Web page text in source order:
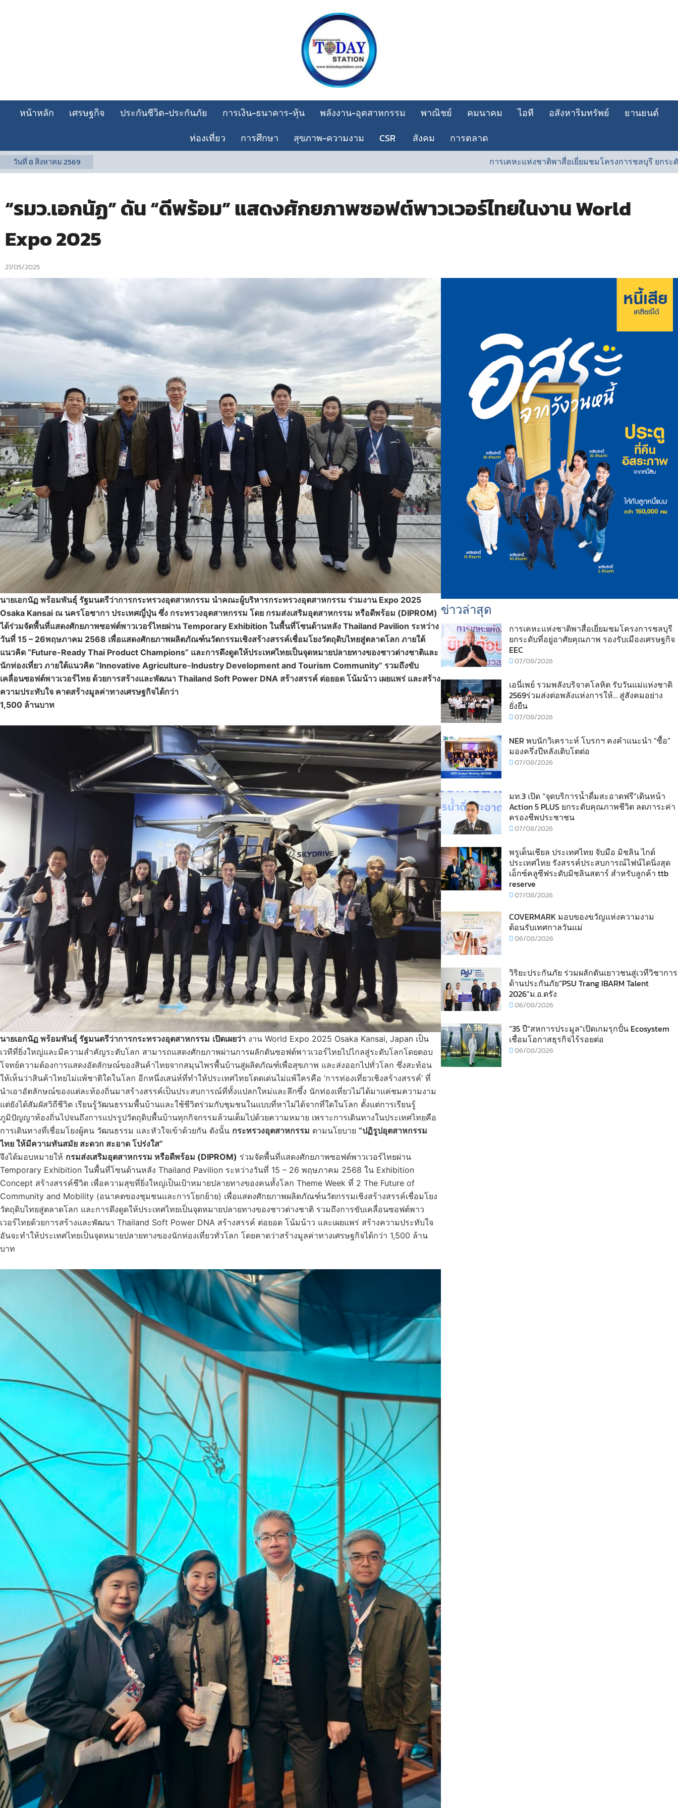
หน้าหลัก เศรษฐกิจ ประกันชีวิต-ประกันภัย การเงิน-ธนาคาร-หุ้น พลังงาน-อุตสาหกรรม พาณิชย์ คมนาคม ไอที อสังหาริมทรัพย์
ยานยนต์
ท่องเที่ยว
การศึกษา สุขภาพ-ความงาม CSR สังคม การตลาด
วันที่8 สิงหาคม 2569 การเคหะแห่งชาติพาสื่อเยี่ยมชมโครงการชลบุรี ยกระดับที่อยู่อาศัยคุณภา
“รมว.เอกนัฏ” ดัน “ดีพร้อม” แสดงศักยภาพซอฟต์พาวเวอร์ไทยในงาน World
Expo 2025
21/05/2025
นายเอกนัฏ พร้อมพันธุ์ รัฐมนตรีว่าการกระทรวงอุตสาหกรรม นำคณะผู้บริหารกระทรวงอุตสาหกรรม ร่วมงาน Expo 2025
Osaka Kansai ณ นครโอซากา ประเทศญี่ปุ่น ซึ่ง กระทรวงอุตสาหกรรม โดย กรมส่งเสริมอุตสาหกรรม หรือดีพร้อม (DIPROM)
ได้ร่วมจัดพื้นที่แสดงศักยภาพซอฟต์พาวเวอร์ไทยผ่าน Temporary Exhibition ในพื้นที่โซนด้านหลัง Thailand Pavilion ระหว่าง
วันที่ 15 – 26พฤษภาคม 2568 เพื่อแสดงศักยภาพผลิตภัณฑ์นวัตกรรมเชิงสร้างสรรค์เชื่อมโยงวัตถุดิบไทยสู่ตลาดโลก ภายใต้
แนวคิด “Future-Ready Thai Product Champions” และการดึงดูดให้ประเทศไทยเป็นจุดหมายปลายทางของชาวต่างชาติและ
นักท่องเที่ยว ภายใต้แนวคิด “Innovative Agriculture-Industry Development and Tourism Community” รวมถึงขับ
เคลื่อนซอฟต์พาวเวอร์ไทย ด้วยการสร้างและพัฒนา Thailand Soft Power DNA สร้างสรรค์ ต่อยอด โน้มน้าว เผยแพร่ และสร้าง
ความประทับใจ คาดสร้างมูลค่าทางเศรษฐกิจได้กว่า
1,500 ล้านบาท
นายเอกนัฏ พร้อมพันธุ์ รัฐมนตรีว่าการกระทรวงอุตสาหกรรม เปิดเผยว่า งาน World Expo 2025 Osaka Kansai, Japan เป็น
เวทีที่ยิ่งใหญ่และมีความสำคัญระดับโลก สามารถแสดงศักยภาพผ่านการผลักดันซอฟต์พาวเวอร์ไทยไปไกลสู่ระดับโลกโดยตอบ
โจทย์ความต้องการแสดงอัตลักษณ์ของสินค้าไทยจากสมุนไพรพื้นบ้านสู่ผลิตภัณฑ์เพื่อสุขภาพ และส่งออกไปทั่วโลก ซึ่งสะท้อน
ให้เห็นว่าสินค้าไทยไม่แพ้ชาติใดในโลก อีกหนึ่งเสน่ห์ที่ทำให้ประเทศไทยโดดเด่นไม่แพ้ใครคือ ‘การท่องเที่ยวเชิงสร้างสรรค์’ ที่
นำเอาอัตลักษณ์ของแต่ละท้องถิ่นมาสร้างสรรค์เป็นประสบการณ์ที่ทั้งแปลกใหม่และลึกซึ้ง นักท่องเที่ยวไม่ได้มาแค่ชมความงาม
แต่ยังได้สัมผัสวิถีชีวิต เรียนรู้วัฒนธรรมพื้นบ้านและใช้ชีวิตร่วมกับชุมชนในแบบที่หาไม่ได้จากที่ใดในโลก ตั้งแต่การเรียนรู้
ภูมิปัญญาท้องถิ่นไปจนถึงการแปรรูปวัตถุดิบพื้นบ้านทุกกิจกรรมล้วนเต็มไปด้วยความหมาย เพราะการเดินทางในประเทศไทยคือ
การเดินทางที่เชื่อมโยงผู้คน วัฒนธรรม และหัวใจเข้าด้วยกัน ดังนั้น กระทรวงอุตสาหกรรม ตามนโยบาย “ปฏิรูปอุตสาหกรรม
ไทย ให้มีความทันสมัย สะดวก สะอาด โปร่งใส”
จึงได้มอบหมายให้ กรมส่งเสริมอุตสาหกรรม หรือดีพร้อม (DIPROM) ร่วมจัดพื้นที่แสดงศักยภาพซอฟต์พาวเวอร์ไทยผ่าน
Temporary Exhibition ในพื้นที่โซนด้านหลัง Thailand Pavilion ระหว่างวันที่ 15 – 26 พฤษภาคม 2568 ใน Exhibition
Concept สร้างสรรค์ชีวิต เพื่อความสุขที่ยิ่งใหญ่เป็นเป้าหมายปลายทางของคนทั้งโลก Theme Week ที่ 2 The Future of
Community and Mobility (อนาคตของชุมชนและการโยกย้าย) เพื่อแสดงศักยภาพผลิตภัณฑ์นวัตกรรมเชิงสร้างสรรค์เชื่อมโยง
วัตถุดิบไทยสู่ตลาดโลก และการดึงดูดให้ประเทศไทยเป็นจุดหมายปลายทางของชาวต่างชาติ รวมถึงการขับเคลื่อนซอฟต์พาว
เวอร์ไทยด้วยการสร้างและพัฒนา Thailand Soft Power DNA สร้างสรรค์ ต่อยอด โน้มน้าว และเผยแพร่ สร้างความประทับใจ
อันจะทำให้ประเทศไทยเป็นจุดหมายปลายทางของนักท่องเที่ยวทั่วโลก โดยคาดว่าสร้างมูลค่าทางเศรษฐกิจได้กว่า 1,500 ล้าน
บาท
ข่าวล่าสุด
การเคหะแห่งชาติพาสื่อเยี่ยมชมโครงการชลบุรี
ยกระดับที่อยู่อาศัยคุณภาพ รองรับเมืองเศรษฐกิจ
EEC
07/08/2026
เอนี่เพย์ รวมพลังบริจาคโลหิต รับวันแม่แห่งชาติ
2569ร่วมส่งต่อพลังแห่งการให้… สู่สังคมอย่าง
ยั่งยืน
07/08/2026
NER พบนักวิเคราะห์ โบรกฯ คงคำแนะนำ “ซื้อ”
มองครึ่งปีหลังเติบโตต่อ
07/08/2026
มท.3 เปิด “จุดบริการน้ำดื่มสะอาดฟรี”เดินหน้า
Action 5 PLUS ยกระดับคุณภาพชีวิต ลดภาระค่า
ครองชีพประชาชน
07/08/2026
พรูเด็นเชียล ประเทศไทย จับมือ มิชลิน ไกด์
ประเทศไทย รังสรรค์ประสบการณ์ไฟน์ไดนิ่งสุด
เอ็กซ์คลูซีฟระดับมิชลินสตาร์ สำหรับลูกค้า ttb
reserve
07/08/2026
COVERMARK มอบของขวัญแห่งความงาม
ต้อนรับเทศกาลวันแม่
06/08/2026
วิริยะประกันภัย ร่วมผลักดันเยาวชนสู่เวทีวิชาการ
ด้านประกันภัย“PSU Trang IBARM Talent
2026”ม.อ.ตรัง
06/08/2026
“35 ปี“สหการประมูล”เปิดเกมรุกปั้น Ecosystem
เชื่อมโอกาสธุรกิจไร้รอยต่อ
06/08/2026